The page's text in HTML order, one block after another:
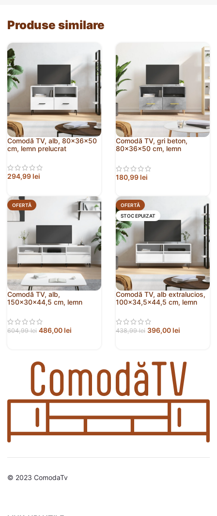
Produse similare
Comodă TV, alb, 80x36x50
cm, lemn prelucrat
294,99 lei
Comodă TV, gri beton,
80x36x50 cm, lemn
180,99 lei
OFERTĂ
Comodă TV, alb,
150x30x44,5 cm, lemn
604,99lei 486,00 lei
OFERTĂ
STOC EPUIZAT
Comodă TV, alb extralucios,
100×34,5×44,5 cm, lemn
438,99lei 396,00 lei
© 2023 ComodaTv